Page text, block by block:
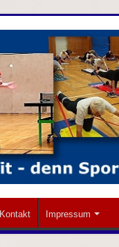
Kontakt Impressum